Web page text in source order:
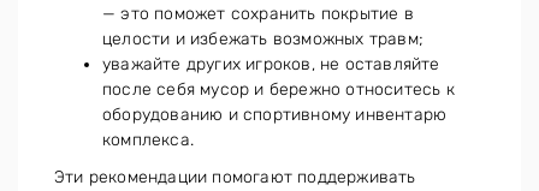
— это поможет сохранить покрытие в
целости и избежать возможных травм;
уважайте других игроков, не оставляйте
после себя мусор и бережно относитесь к
оборудованию и спортивному инвентарю
комплекса.
Эти рекомендации помогают поддерживать